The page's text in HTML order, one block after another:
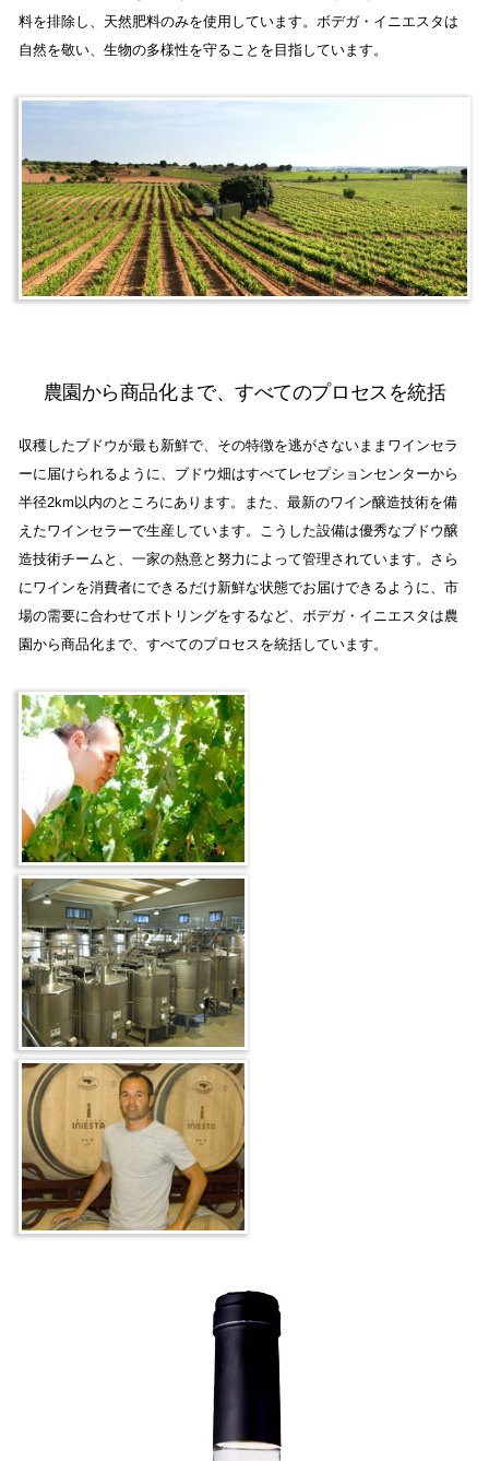
料を排除し、天然肥料のみを使用しています。ボデガ・イニエスタは
自然を敬い、生物の多様性を守ることを目指しています。
農園から商品化まで、すべてのプロセスを統括
収穫したブドウが最も新鮮で、その特徴を逃がさないままワインセラ
ーに届けられるように、ブドウ畑はすべてレセプションセンターから
半径2km以内のところにあります。また、最新のワイン醸造技術を備
えたワインセラーで生産しています。こうした設備は優秀なブドウ醸
造技術チームと、一家の熱意と努力によって管理されています。さら
にワインを消費者にできるだけ新鮮な状態でお届けできるように、市
場の需要に合わせてボトリングをするなど、ボデガ・イニエスタは農
園から商品化まで、すべてのプロセスを統括しています。